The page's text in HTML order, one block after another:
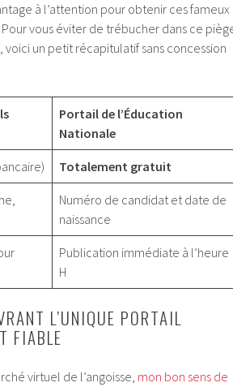
à l’attention pour obtenir ces fameux
vous éviter de trébucher dans ce
voici un petit récapitulatif sans concession
Portail de l’Éducation
Nationale
Totalement gratuit
Numéro de candidat et date de
naissance
Publication immédiate à l’heure
H
L’UNIQUE PORTAIL
FIABLE
virtuel de l’angoisse, mon bon sens de